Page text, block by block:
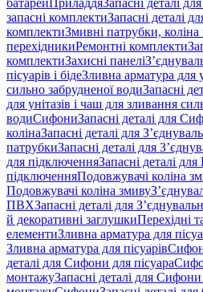
батарейПриладдяЗапасні деталі
запасні комплектиЗапасні деталі
комплектиЗмивні патрубки, коліна
перехідникиРемонтні комплекти
комплектиЗахисні панелі
пісуарів і бідеЗливна арматура для
сильно забрудненої водиЗапасні
для унітазів і чаш для зливання
водиСифониЗапасні деталі для
колінаЗапасні деталі для
патрубкиЗапасні деталі для
для підключенняЗапасні деталі
підключенняПодовжувачі коліна
Подовжувачі коліна змиву
ПВХЗапасні деталі для
й декоративні заглушкиПерехідні
елементиЗливна арматура для
Зливна арматура для пісуарів
деталі для Сифони для пісуара
монтажуЗапасні деталі для